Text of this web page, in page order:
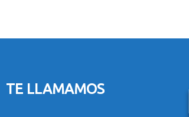
TE LLAMAMOS